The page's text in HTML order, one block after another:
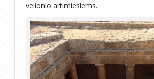
velionio artimiesiems.